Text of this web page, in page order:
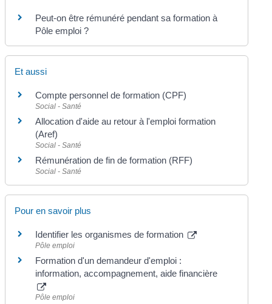
Peut-on être rémunéré pendant sa formation à
Pôle emploi ?
Et aussi
Compte personnel de formation (CPF)
Social - Santé
Allocation d'aide au retour à l'emploi formation
(Aref)
Social - Santé
Rémunération de fin de formation (RFF)
Social - Santé
Pour en savoir plus
Identifier les organismes de formation
Pôle emploi
Formation d'un demandeur d'emploi :
information, accompagnement, aide financière
Pôle emploi